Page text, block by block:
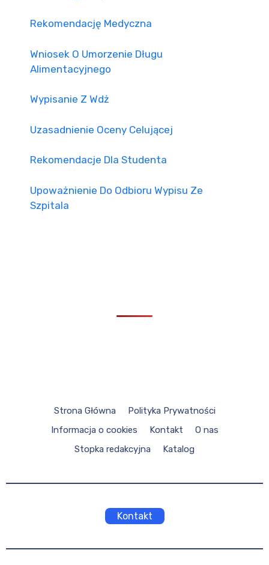
Rekomendację Medyczna
Wniosek O Umorzenie Długu
Alimentacyjnego
Wypisanie Z Wdż
Uzasadnienie Oceny Celującej
Rekomendacje Dla Studenta
Upoważnienie Do Odbioru Wypisu Ze
Szpitala
Strona Główna
Polityka Prywatności
Informacja o cookies
Kontakt
O nas
Stopka redakcyjna
Katalog
Kontakt